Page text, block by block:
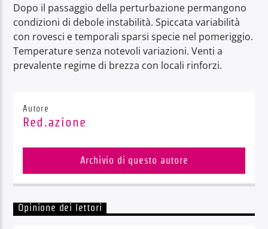
Radio Dolomiti
Dopo il passaggio della perturbazione permangono
condizioni di debole instabilità. Spiccata variabilità
con rovesci e temporali sparsi specie nel pomeriggio.
Temperature senza notevoli variazioni. Venti a
prevalente regime di brezza con locali rinforzi.
Autore
Red.azione
Archivio di questo autore
Opinione dei lettori